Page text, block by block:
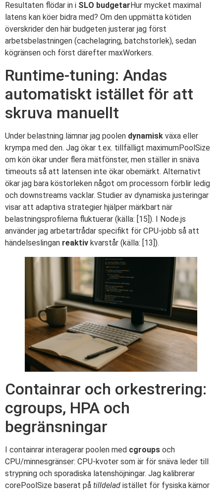
Resultaten flödar in i SLO budgetarHur mycket maximal
latens kan köer bidra med? Om den uppmätta kötiden
överskrider den här budgeten justerar jag först
arbetsbelastningen (cachelagring, batchstorlek), sedan
kögränsen och först därefter maxWorkers.
Runtime-tuning: Andas
automatiskt istället för att
skruva manuellt
Under belastning lämnar jag poolen dynamisk växa eller
krympa med den. Jag ökar t.ex. tillfälligt maximumPoolSize
om kön ökar under flera mätfönster, men ställer in snäva
timeouts så att latensen inte ökar obemärkt. Alternativt
ökar jag bara köstorleken något om processorn förblir ledig
och downstreams vacklar. Studier av dynamiska justeringar
visar att adaptiva strategier hjälper märkbart när
belastningsprofilerna fluktuerar (källa: [15]). I Node.js
använder jag arbetartrådar specifikt för CPU-jobb så att
händelseslingan reaktiv kvarstår (källa: [13]).
Containrar och orkestrering:
cgroups, HPA och
begränsningar
I containrar interagerar poolen med cgroups och
CPU/minnesgränser: CPU-kvoter som är för snäva leder till
strypning och sporadiska latenshöjningar. Jag kalibrerar
corePoolSize baserat på tilldelad istället för fysiska kärnor